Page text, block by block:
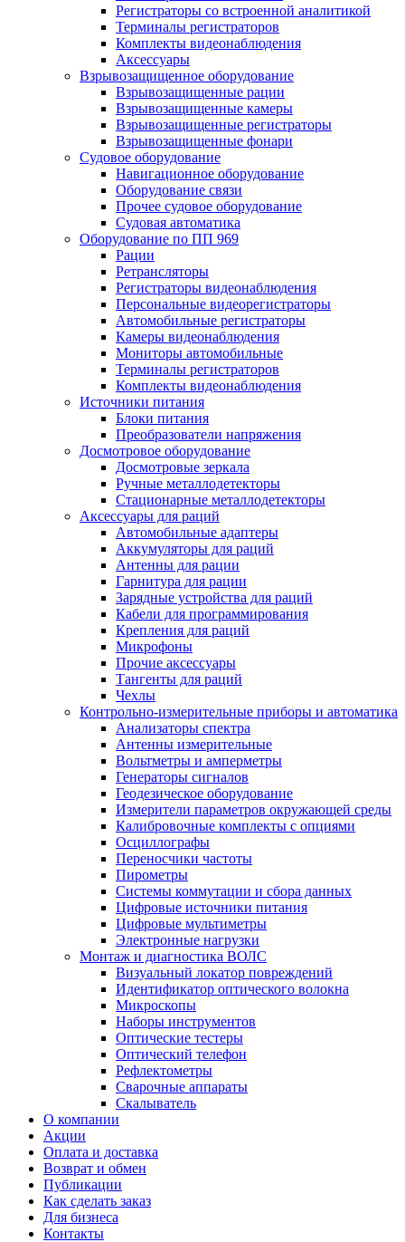
Регистраторы со встроенной аналитикой
Терминалы регистраторов
Комплекты видеонаблюдения
Аксессуары
Взрывозащищенное оборудование
Взрывозащищенные рации
Взрывозащищенные камеры
Взрывозащищенные регистраторы
Взрывозащищенные фонари
Судовое оборудование
Навигационное оборудование
Оборудование связи
Прочее судовое оборудование
Судовая автоматика
Оборудование по ПП 969
Рации
Ретрансляторы
Регистраторы видеонаблюдения
Персональные видеорегистраторы
Автомобильные регистраторы
Камеры видеонаблюдения
Мониторы автомобильные
Терминалы регистраторов
Комплекты видеонаблюдения
Источники питания
Блоки питания
Преобразователи напряжения
Досмотровое оборудование
Досмотровые зеркала
Ручные металлодетекторы
Стационарные металлодетекторы
Аксессуары для раций
Автомобильные адаптеры
Аккумуляторы для раций
Антенны для рации
Гарнитура для рации
Зарядные устройства для раций
Кабели для программирования
Крепления для раций
Микрофоны
Прочие аксессуары
Тангенты для раций
Чехлы
Контрольно-измерительные приборы и автоматика
Анализаторы спектра
Антенны измерительные
Вольтметры и амперметры
Генераторы сигналов
Геодезическое оборудование
Измерители параметров окружающей среды
Калибровочные комплекты с опциями
Осциллографы
Переносчики частоты
Пирометры
Системы коммутации и сбора данных
Цифровые источники питания
Цифровые мультиметры
Электронные нагрузки
Монтаж и диагностика ВОЛС
Визуальный локатор повреждений
Идентификатор оптического волокна
Микроскопы
Наборы инструментов
Оптические тестеры
Оптический телефон
Рефлектометры
Сварочные аппараты
Скалыватель
О компании
Акции
Оплата и доставка
Возврат и обмен
Публикации
Как сделать заказ
Для бизнеса
Контакты